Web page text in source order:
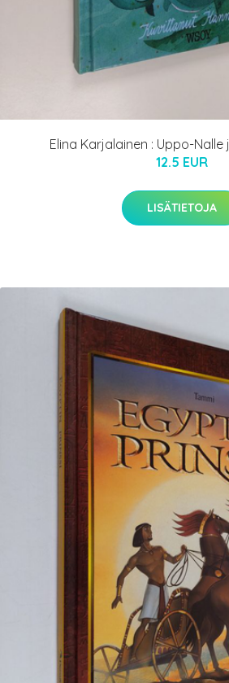
Elina Karjalainen : Uppo-Nalle
12.5 EUR
LISÄTIETOJA